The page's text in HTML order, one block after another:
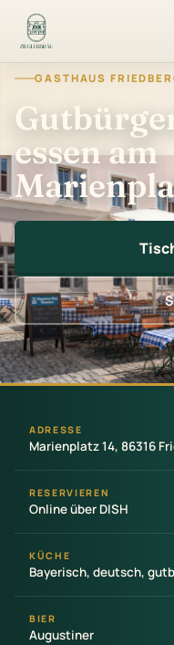
Gasthaus am
GASTHAUS
essen am
ADRESSE
Marienplatz 14, 86316
RESERVIEREN
Online über DISH
KÜCHE
Bayerisch, deutsch,
BIER
Augustiner